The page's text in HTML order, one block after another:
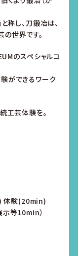
称し、刀鍛冶は、
世界です。
のスペシャルコ
ができるワーク
工芸体験を。
体験(20min)
等10min）